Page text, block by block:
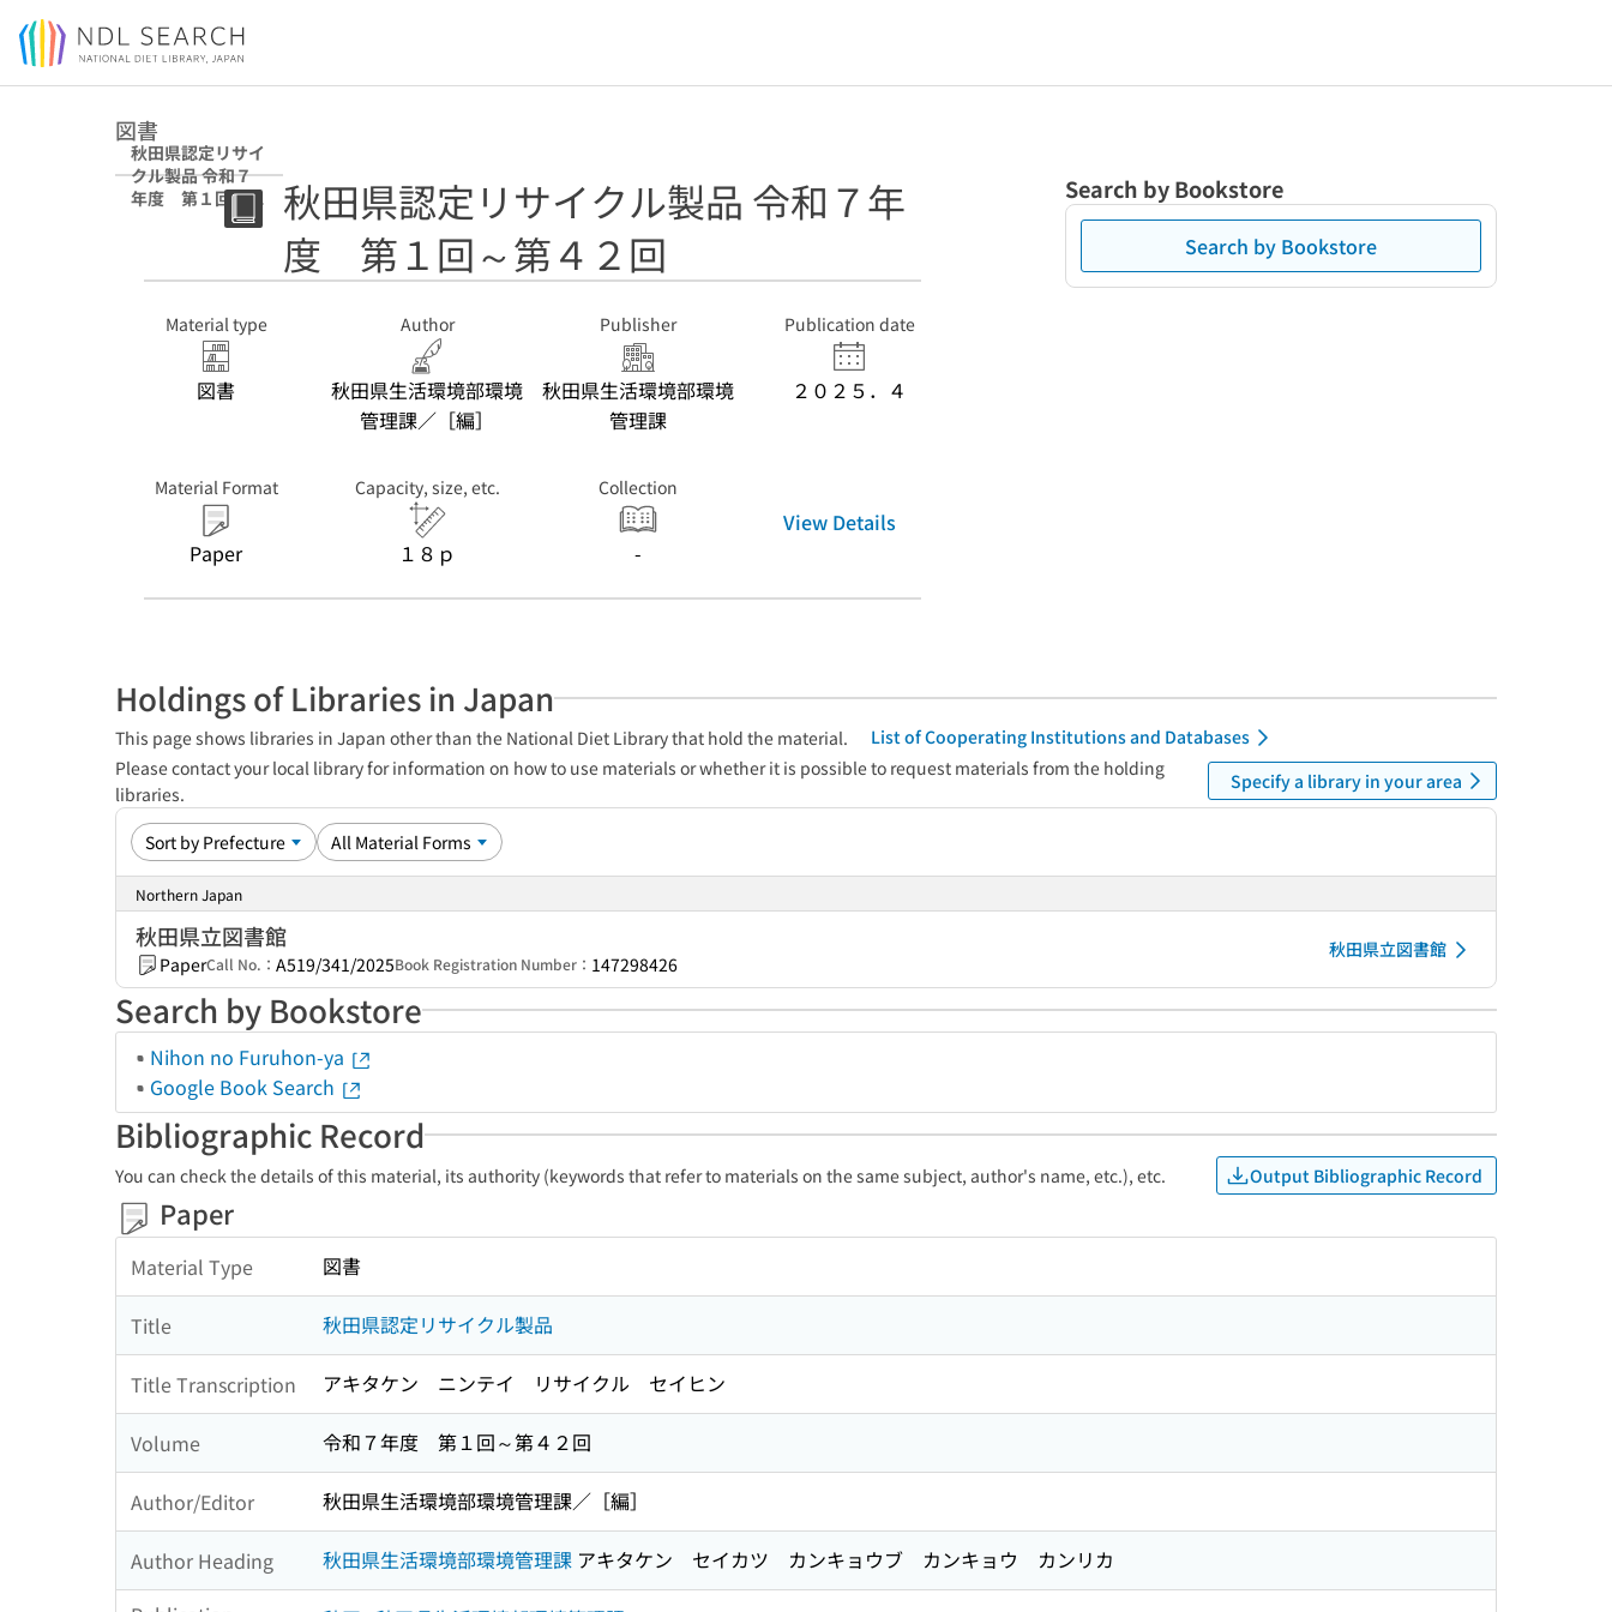
Jump to main content
図書
秋田県認定リサイ
クル製品 令和７
年度 第１回～第
秋田県認定リサイクル製品 令和７年
度 第１回～第４２回
Material type
図書
Author
秋田県生活環境部環境
管理課／［編］
Publisher
秋田県生活環境部環境
管理課
Publication date
２０２５．４
Material Format
Paper
Capacity, size, etc.
１８ｐ
Collection
-
View Details
Search by Bookstore
Search by Bookstore
Holdings of Libraries in Japan
This page shows libraries in Japan other than the National Diet Library that hold the material.
List of Cooperating Institutions and Databases
Please contact your local library for information on how to use materials or whether it is possible to request materials from the holding
libraries.
Specify a library in your area
Northern Japan
秋田県立図書館
PaperCall No.： A519/341/2025Book Registration Number： 147298426
秋田県立図書館
Search by Bookstore
Nihon no Furuhon-ya
Google Book Search
Bibliographic Record
You can check the details of this material, its authority (keywords that refer to materials on the same subject, author's name, etc.), etc. Output Bibliographic Record
Paper
Material Type 図書
Title 秋田県認定リサイクル製品
Title Transcription アキタケン ニンテイ リサイクル セイヒン
Volume 令和７年度 第１回～第４２回
Author/Editor 秋田県生活環境部環境管理課／［編］
Author Heading 秋田県生活環境部環境管理課 アキタケン セイカツ カンキョウブ カンキョウ カンリカ